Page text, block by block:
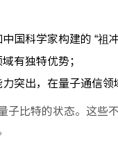
科学家构建的 “祖
有独特优势；
突出，在量子通信领
比特的状态。这些